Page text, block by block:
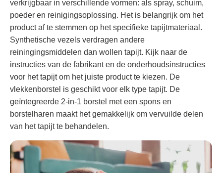
verkrijgbaar in verschillende vormen: als spray, schuim,
poeder en reinigingsoplossing. Het is belangrijk om het
product af te stemmen op het specifieke tapijtmateriaal.
Synthetische vezels verdragen andere
reiningingsmiddelen dan wollen tapijt. Kijk naar de
instructies van de fabrikant en de onderhoudsinstructies
voor het tapijt om het juiste product te kiezen. De
vlekkenborstel is geschikt voor elk type tapijt. De
geïntegreerde 2-in-1 borstel met een spons en
borstelharen maakt het gemakkelijk om vervuilde delen
van het tapijt te behandelen.